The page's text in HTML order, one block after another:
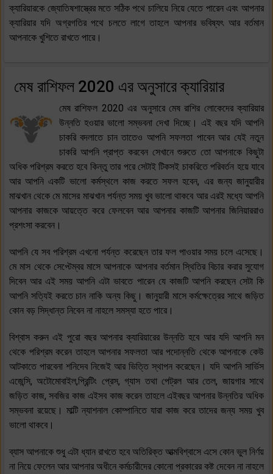
ক্যারিয়ারকে জ্যোতিষশাস্ত্রের মতে সঠিক পথে চালিয়ে নিয়ে যেতে পারেন এবং আপনার
ক্যারিয়ার যদি অগ্রগতির পথে চলতে লাগে তাহলে আপনার ভবিষ্যৎ আর বর্তমান
আপনাকে খুশিতে রাখতে পারে।
মেষ রাশিফল 2020 এর অনুসারে ক্যারিয়ার
মেষ রাশিফল 2020 এর অনুসারে মেষ রাশির লোকেদের ক্যারিয়ার
উন্নতি হওয়ার ভালো সম্ভবনা দেখা দিচ্ছে। এই বছর যদি আপনি
চাকরি বদলাতে চান তাতেও আপনি সফলতা পাবেন আর যেই নতুন
চাকরি আপনি প্রাপ্ত করবেন সেখানে শুরুতে তো আপনাকে কিছুটা
অধিক পরিশ্রম করতে হবে কিন্তু তার পরে সেটাই টিকসই চাকরিতে পরিবর্তন হয়ে যাবে
আর আপনি একটি ভালো কর্মস্থলে কাজ করতে সফল হবেন, এর জন্য জানুয়ারীর
মাঝখান থেকে মে মাসের মাঝখান পর্যন্ত সময় খুব ভালো থাকবে আর এরই মধ্যে আপনি
আপনার কাজকে আয়ত্তে করে ফেলবেন আর আপনার কাজটি আপনার জিনিয়াররাও
প্রশংসা করবেন।
আপনি যে সব পরিশ্রম এখনো পর্যন্ত করেছেন তার ফল পাওয়ার সময় চলে এসেছে।
মে মাস থেকে সেপ্টেম্বর মাসে আপনাকে আপনার বর্তমান স্থিতির বিচার করার সুযোগ
দিবেন আর এই সময় আপনি এটা ভাবতে পারেন যে কাজটি আপনি করছেন সেটা কি
আপনি সত্যিই করতে চান নাকি অন্য কিছু। জানুয়ারী মাসে কর্মক্ষেত্রের সাথে জড়িত
কোন বড় সিদ্ধান্ত নিবেন না নাহলে সমস্যা হতে পারে।
বিশ্বাস করুন এই পুরো বছর আপনার ক্যারিয়ারের উন্নতি হবে আর যদি আপনি মন
থেকে পরিশ্রম করেন তাহলে আপনার সফলতা আর পদোন্নতি থেকে আপনাকে কেউ
আটকাতে পারবেনা শনিদেব নিজেই আর ভিত্তি স্থাপন করেছেন। যদি আপনি সার্ভিস
এজেন্সি, অটোমোবাইল,প্রিন্টিং প্রেস, গ্যাস তথা পেট্রল আর তেল, জায়গার সাথে
জড়িত কাজ, সবজির কাজ এইসব কাজ করেন তাহলে এইবছর আপনার উন্নতির অধিক
সম্ভবনা রয়েছে। মাল্টি ন্যাশনাল কোম্পানিতে যারা কাজ করে তাদের জন্য সময় খুব
ভালো থাকবে।
ব্যাস আপনাকে শুধু এটা ধ্যান রাখতে হবে অতিরিক্ত আত্মবিশ্বাসে এসে কোন ভুল নির্ণয়
না নিয়ে ফেলেন আর আপনার অধীনে কর্মচারীদের কোনো প্রকারের কষ্ট দেবেন না নাহলে